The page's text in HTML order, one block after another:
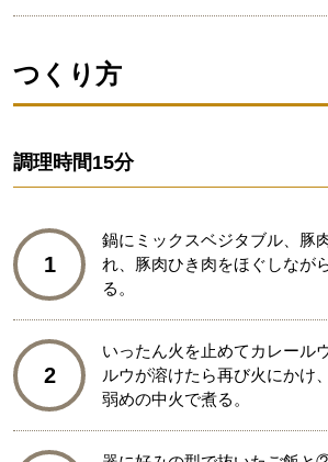
つくり方
調理時間15分
1
鍋にミックスベジタブル、豚
れ、豚肉ひき肉をほぐしなが
る。
2
いったん火を止めてカレール
ルウが溶けたら再び火にかけ
弱めの中火で煮る。